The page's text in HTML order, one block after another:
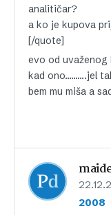
analitičar?
a ko je kupova
[/quote]
evo od
kad ono……….jel
bem mu miša a
2008